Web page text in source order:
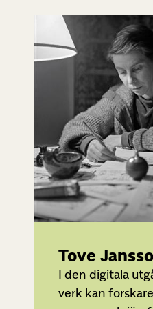
Tove
I den digitala
verk kan